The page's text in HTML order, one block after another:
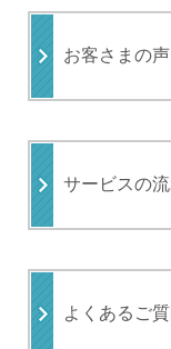
お客さまの声
サービスの
よくあるご